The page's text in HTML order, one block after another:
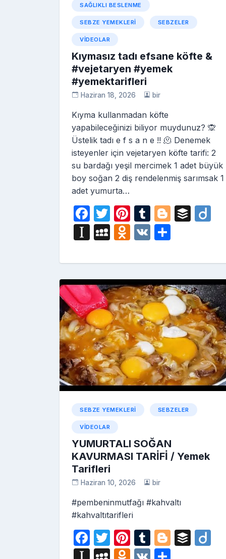
SAĞLIKLI BESLENME
SEBZE YEMEKLERI SEBZELER
VIDEOLAR
Kıymasız tadı efsane köfte &
#vejetaryen #yemek
#yemektarifleri
Haziran 18, 2026 bir
Kıyma kullanmadan köfte
yapabileceğinizi biliyor muydunuz? 🙊
Üstelik tadı e f s a n e !! 🫠 Denemek
isteyenler için vejetaryen köfte tarifi: 2
su bardağı yeşil mercimek 1 adet büyük
boy soğan 2 diş rendelenmiş sarımsak 1
adet yumurta…
F
a
c
e
b
o
o
k
T
w
itt
er
Pi
nt
er
e
st
T
u
m
bl
r
Bl
g
er
B
r
In
a
p
a
p
er
M
S
p
a
c
e
O
n
o
kl
a
s
s
ni
ki
V
ar
e
SEBZE YEMEKLERI SEBZELER
VIDEOLAR
YUMURTALI SOĞAN
KAVURMASI TARİFİ / Yemek
Tarifleri
Haziran 10, 2026 bir
#pembeninmutfağı #kahvaltı
#kahvaltıtarifleri
F
a
T
w
Pi
nt
T
u
Bl B